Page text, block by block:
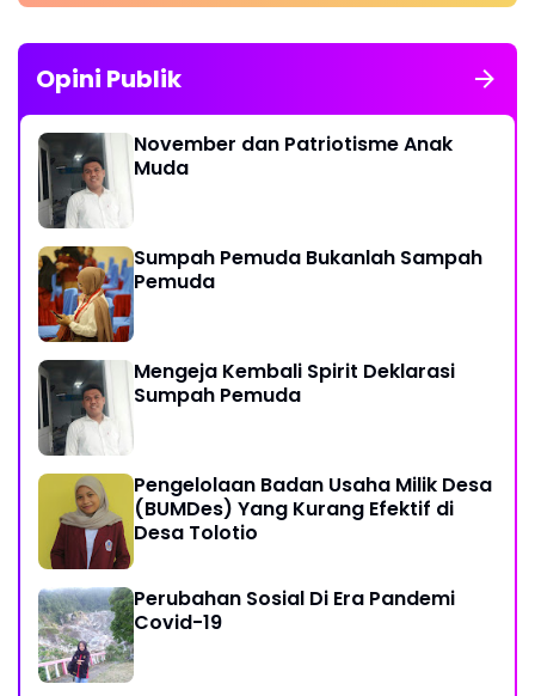
Opini Publik
November dan Patriotisme Anak
Muda
Sumpah Pemuda Bukanlah Sampah
Pemuda
Mengeja Kembali Spirit Deklarasi
Sumpah Pemuda
Pengelolaan Badan Usaha Milik Desa
(BUMDes) Yang Kurang Efektif di
Desa Tolotio
Perubahan Sosial Di Era Pandemi
Covid-19